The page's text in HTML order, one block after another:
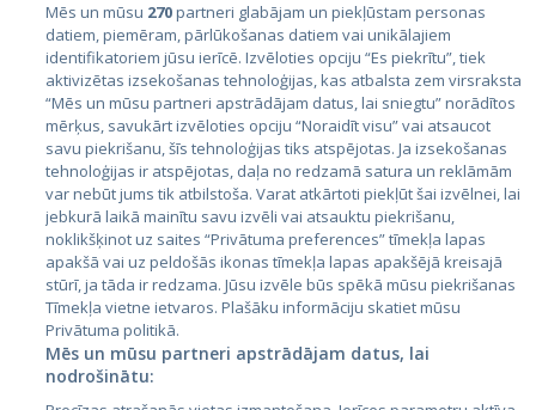
Страны
Эстония
Латвия
Литва
City24.lv CVbankas.lt
Mēs un mūsu 270partneri glabājam un piekļūstam personas
datiem, piemēram, pārlūkošanas datiem vai unikālajiem
identifikatoriem jūsu ierīcē. Izvēloties opciju “Es piekrītu”, tiek
aktivizētas izsekošanas tehnoloģijas, kas atbalsta zem virsraksta
“Mēs un mūsu partneri apstrādājam datus, lai sniegtu” norādītos
mērķus, savukārt izvēloties opciju “Noraidīt visu” vai atsaucot
savu piekrišanu, šīs tehnoloģijas tiks atspējotas. Ja izsekošanas
tehnoloģijas ir atspējotas, daļa no redzamā satura un reklāmām
var nebūt jums tik atbilstoša. Varat atkārtoti piekļūt šai izvēlnei, lai
jebkurā laikā mainītu savu izvēli vai atsauktu piekrišanu,
noklikšķinot uz saites “Privātuma preferences” tīmekļa lapas
apakšā vai uz peldošās ikonas tīmekļa lapas apakšējā kreisajā
stūrī, ja tāda ir redzama. Jūsu izvēle būs spēkā mūsu piekrišanas
Tīmekļa vietne ietvaros. Plašāku informāciju skatiet mūsu
Privātuma politikā.
Mēs un mūsu partneri apstrādājam datus, lai
nodrošinātu: